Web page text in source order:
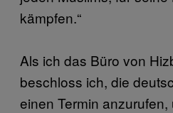
kämpfen.“
Als ich das Büro von
beschloss ich, die
einen Termin